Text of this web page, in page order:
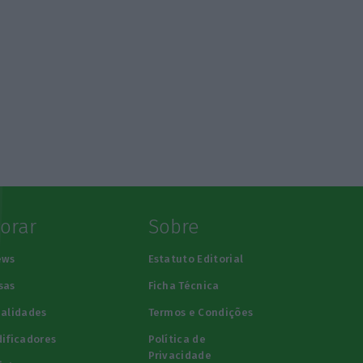
Sobre
Estatuto Editorial
Ficha Técnica
Termos e Condições
Política de
Privacidade